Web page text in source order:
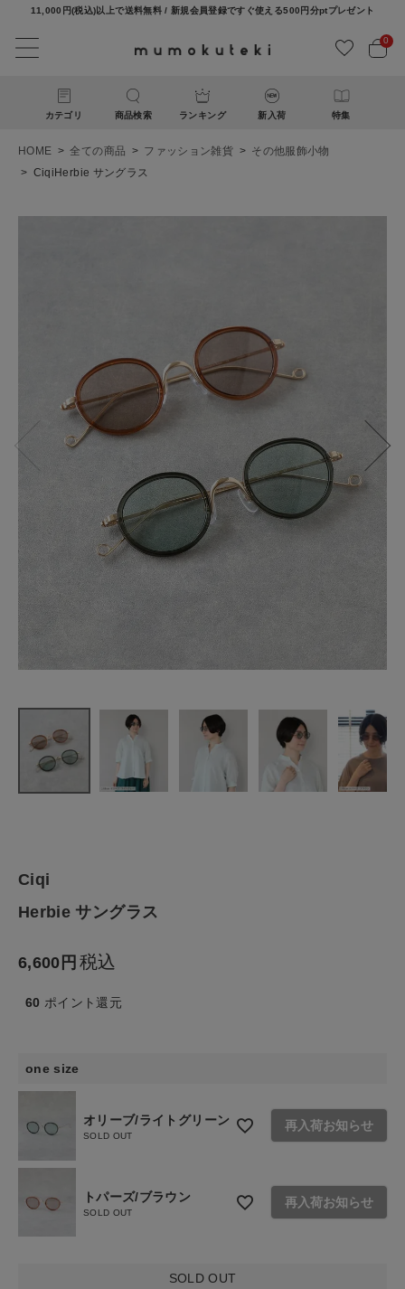
11,000円(税込)以上で送料無料 / 新規会員登録ですぐ使える500円分ptプレゼント
0
カテゴリ 商品検索 ランキング 新入荷 特集
ログイン 新規会員登録
グラス
¥ 6,600
(税込)
ファッション雑貨
食品
ギフト
ブランド
CONTENTS
ご利用ガイド
お問い合わせ
ショップリスト
HOME 全ての商品 ファッション雑貨
その他服飾小物
CiqiHerbie サングラス
Ciqi
Herbie サングラス
6,600 税込
60 ポイント還元
one size
オリーブ/ライトグリーン
SOLD OUT
再入荷お知らせ
トパーズ/ブラウン
SOLD OUT
再入荷お知らせ
SOLD OUT